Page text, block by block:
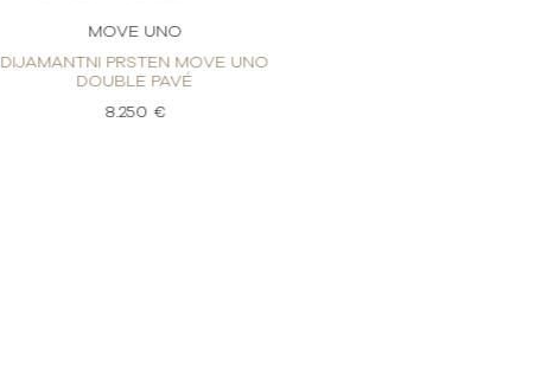
MOVE UNO
DIJAMANTNI PRSTEN MOVE UNO
DOUBLE PAVÉ
8.250 €